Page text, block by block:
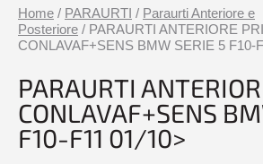
Home / PARAURTI / Paraurti Anteriore e
Posteriore / PARAURTI ANTERIORE
CONLAVAF+SENS BMW SERIE 5 F10-
PARAURTI
CONLAVAF+SENS
F10-F11 01/10>